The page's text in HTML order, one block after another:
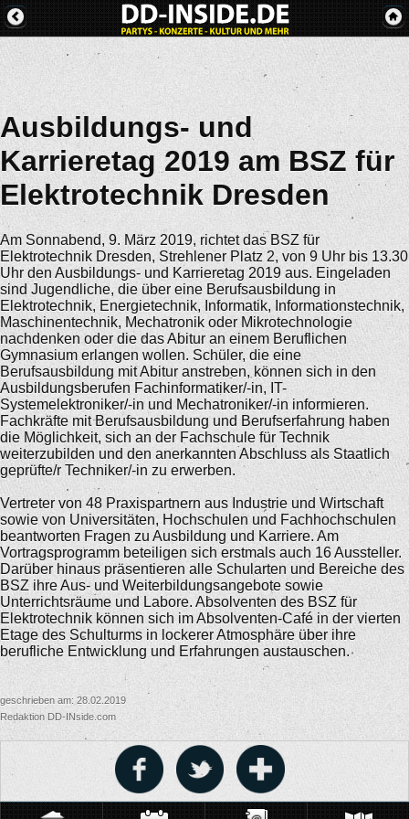
Ausbildungs- und
Karrieretag 2019 am BSZ für
Elektrotechnik Dresden
Am Sonnabend, 9. März 2019, richtet das BSZ für
Elektrotechnik Dresden, Strehlener Platz 2, von 9 Uhr bis 13.30
Uhr den Ausbildungs- und Karrieretag 2019 aus. Eingeladen
sind Jugendliche, die über eine Berufsausbildung in
Elektrotechnik, Energietechnik, Informatik, Informationstechnik,
Maschinentechnik, Mechatronik oder Mikrotechnologie
nachdenken oder die das Abitur an einem Beruflichen
Gymnasium erlangen wollen. Schüler, die eine
Berufsausbildung mit Abitur anstreben, können sich in den
Ausbildungsberufen Fachinformatiker/-in, IT-
Systemelektroniker/-in und Mechatroniker/-in informieren.
Fachkräfte mit Berufsausbildung und Berufserfahrung haben
die Möglichkeit, sich an der Fachschule für Technik
weiterzubilden und den anerkannten Abschluss als Staatlich
geprüfte/r Techniker/-in zu erwerben.
Vertreter von 48 Praxispartnern aus Industrie und Wirtschaft
sowie von Universitäten, Hochschulen und Fachhochschulen
beantworten Fragen zu Ausbildung und Karriere. Am
Vortragsprogramm beteiligen sich erstmals auch 16 Aussteller.
Darüber hinaus präsentieren alle Schularten und Bereiche des
BSZ ihre Aus- und Weiterbildungsangebote sowie
Unterrichtsräume und Labore. Absolventen des BSZ für
Elektrotechnik können sich im Absolventen-Café in der vierten
Etage des Schulturms in lockerer Atmosphäre über ihre
berufliche Entwicklung und Erfahrungen austauschen.
geschrieben am: 28.02.2019
Redaktion DD-INside.com